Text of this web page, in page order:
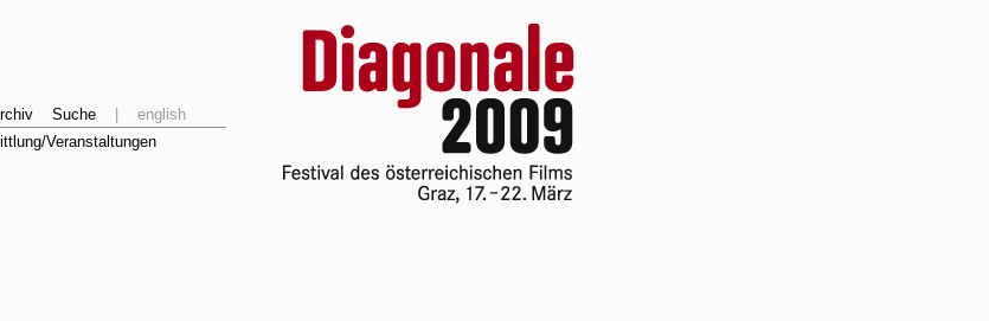
Suche
english
Veranstaltungen